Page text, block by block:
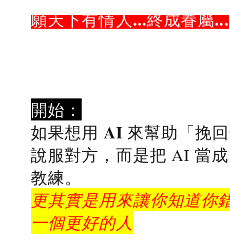
願天下有情人...終成眷屬...
開始：
如果想用 AI 來幫助「挽
說服對方，而是把 AI 當
教練。
更其實是用來讓你知道你
一個更好的人